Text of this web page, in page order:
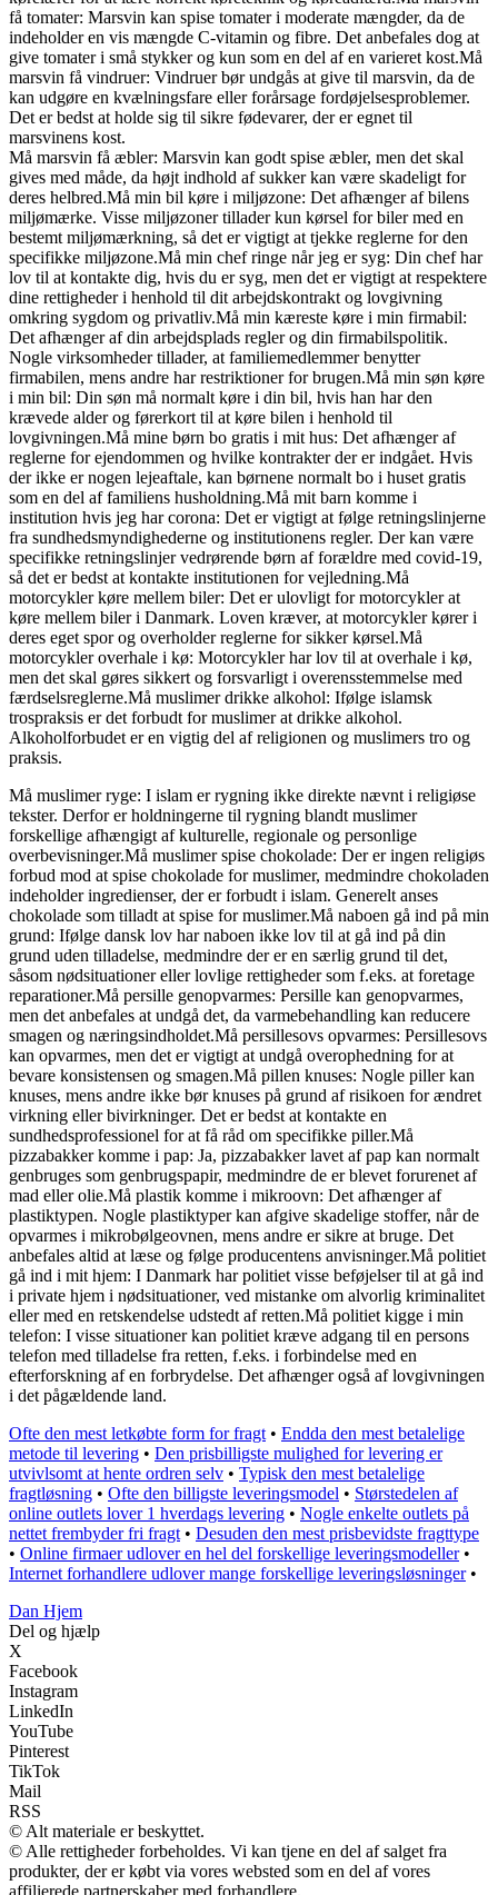
få tomater: Marsvin kan spise tomater i moderate mængder, da de
indeholder en vis mængde C-vitamin og fibre. Det anbefales dog at
give tomater i små stykker og kun som en del af en varieret kost.Må
marsvin få vindruer: Vindruer bør undgås at give til marsvin, da de
kan udgøre en kvælningsfare eller forårsage fordøjelsesproblemer.
Det er bedst at holde sig til sikre fødevarer, der er egnet til
marsvinens kost.
Må marsvin få æbler: Marsvin kan godt spise æbler, men det skal
gives med måde, da højt indhold af sukker kan være skadeligt for
deres helbred.Må min bil køre i miljøzone: Det afhænger af bilens
miljømærke. Visse miljøzoner tillader kun kørsel for biler med en
bestemt miljømærkning, så det er vigtigt at tjekke reglerne for den
specifikke miljøzone.Må min chef ringe når jeg er syg: Din chef har
lov til at kontakte dig, hvis du er syg, men det er vigtigt at respektere
dine rettigheder i henhold til dit arbejdskontrakt og lovgivning
omkring sygdom og privatliv.Må min kæreste køre i min firmabil:
Det afhænger af din arbejdsplads regler og din firmabilspolitik.
Nogle virksomheder tillader, at familiemedlemmer benytter
firmabilen, mens andre har restriktioner for brugen.Må min søn køre
i min bil: Din søn må normalt køre i din bil, hvis han har den
krævede alder og førerkort til at køre bilen i henhold til
lovgivningen.Må mine børn bo gratis i mit hus: Det afhænger af
reglerne for ejendommen og hvilke kontrakter der er indgået. Hvis
der ikke er nogen lejeaftale, kan børnene normalt bo i huset gratis
som en del af familiens husholdning.Må mit barn komme i
institution hvis jeg har corona: Det er vigtigt at følge retningslinjerne
fra sundhedsmyndighederne og institutionens regler. Der kan være
specifikke retningslinjer vedrørende børn af forældre med covid-19,
så det er bedst at kontakte institutionen for vejledning.Må
motorcykler køre mellem biler: Det er ulovligt for motorcykler at
køre mellem biler i Danmark. Loven kræver, at motorcykler kører i
deres eget spor og overholder reglerne for sikker kørsel.Må
motorcykler overhale i kø: Motorcykler har lov til at overhale i kø,
men det skal gøres sikkert og forsvarligt i overensstemmelse med
færdselsreglerne.Må muslimer drikke alkohol: Ifølge islamsk
trospraksis er det forbudt for muslimer at drikke alkohol.
Alkoholforbudet er en vigtig del af religionen og muslimers tro og
praksis.
Må muslimer ryge: I islam er rygning ikke direkte nævnt i religiøse
tekster. Derfor er holdningerne til rygning blandt muslimer
forskellige afhængigt af kulturelle, regionale og personlige
overbevisninger.Må muslimer spise chokolade: Der er ingen religiøs
forbud mod at spise chokolade for muslimer, medmindre chokoladen
indeholder ingredienser, der er forbudt i islam. Generelt anses
chokolade som tilladt at spise for muslimer.Må naboen gå ind på min
grund: Ifølge dansk lov har naboen ikke lov til at gå ind på din
grund uden tilladelse, medmindre der er en særlig grund til det,
såsom nødsituationer eller lovlige rettigheder som f.eks. at foretage
reparationer.Må persille genopvarmes: Persille kan genopvarmes,
men det anbefales at undgå det, da varmebehandling kan reducere
smagen og næringsindholdet.Må persillesovs opvarmes: Persillesovs
kan opvarmes, men det er vigtigt at undgå overophedning for at
bevare konsistensen og smagen.Må pillen knuses: Nogle piller kan
knuses, mens andre ikke bør knuses på grund af risikoen for ændret
virkning eller bivirkninger. Det er bedst at kontakte en
sundhedsprofessionel for at få råd om specifikke piller.Må
pizzabakker komme i pap: Ja, pizzabakker lavet af pap kan normalt
genbruges som genbrugspapir, medmindre de er blevet forurenet af
mad eller olie.Må plastik komme i mikroovn: Det afhænger af
plastiktypen. Nogle plastiktyper kan afgive skadelige stoffer, når de
opvarmes i mikrobølgeovnen, mens andre er sikre at bruge. Det
anbefales altid at læse og følge producentens anvisninger.Må politiet
gå ind i mit hjem: I Danmark har politiet visse beføjelser til at gå ind
i private hjem i nødsituationer, ved mistanke om alvorlig kriminalitet
eller med en retskendelse udstedt af retten.Må politiet kigge i min
telefon: I visse situationer kan politiet kræve adgang til en persons
telefon med tilladelse fra retten, f.eks. i forbindelse med en
efterforskning af en forbrydelse. Det afhænger også af lovgivningen
i det pågældende land.
Ofte den mest letkøbte form for fragt • Endda den mest betalelige
metode til levering • Den prisbilligste mulighed for levering er
utvivlsomt at hente ordren selv • Typisk den mest betalelige
fragtløsning • Ofte den billigste leveringsmodel • Størstedelen af
online outlets lover 1 hverdags levering • Nogle enkelte outlets på
nettet frembyder fri fragt • Desuden den mest prisbevidste fragttype
• Online firmaer udlover en hel del forskellige leveringsmodeller•
Internet forhandlere udlover mange forskellige leveringsløsninger•
Dan Hjem
Del og hjælp
X
Facebook
Instagram
LinkedIn
YouTube
Pinterest
TikTok
Mail
RSS
© Alt materiale er beskyttet.
© Alle rettigheder forbeholdes. Vi kan tjene en del af salget fra
produkter, der er købt via vores websted som en del af vores
affilierede partnerskaber med forhandlere.